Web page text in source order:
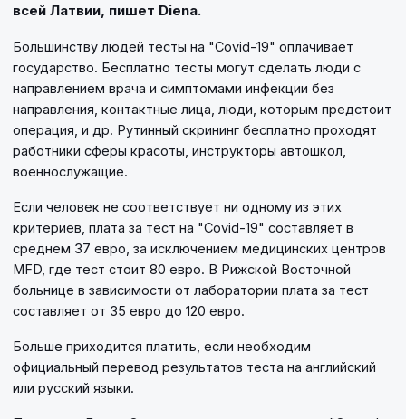
всей Латвии, пишет Diena.
Большинству людей тесты на "Covid-19" оплачивает
государство. Бесплатно тесты могут сделать люди с
направлением врача и симптомами инфекции без
направления, контактные лица, люди, которым предстоит
операция, и др. Рутинный скрининг бесплатно проходят
работники сферы красоты, инструкторы автошкол,
военнослужащие.
Если человек не соответствует ни одному из этих
критериев, плата за тест на "Covid-19" составляет в
среднем 37 евро, за исключением медицинских центров
MFD, где тест стоит 80 евро. В Рижской Восточной
больнице в зависимости от лаборатории плата за тест
составляет от 35 евро до 120 евро.
Больше приходится платить, если необходим
официальный перевод результатов теста на английский
или русский языки.